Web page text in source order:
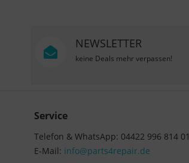
NEWSLETTER
keine Deals mehr verpassen!
Service
Telefon & WhatsApp: 04422 996 814 01
E-Mail: info@parts4repair.de